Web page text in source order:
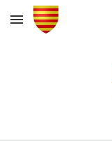
Skip to main content